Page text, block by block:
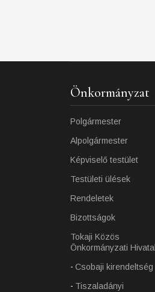
Önkormányzat
Polgármester
Alpolgármester
Képviselő testület
Testületi ülések
Rendeletek
Bizottságok
Tokaji Közös
Önkormányzati Hivatal
Csobaji kirendeltség
Tiszaladányi